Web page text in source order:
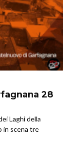
28
Laghi della
in scena tre